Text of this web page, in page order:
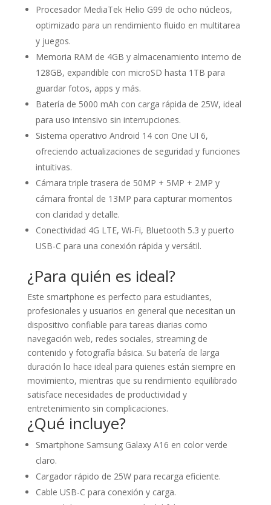
Procesador MediaTek Helio G99 de ocho núcleos,
optimizado para un rendimiento fluido en multitarea
y juegos.
Memoria RAM de 4GB y almacenamiento interno de
128GB, expandible con microSD hasta 1TB para
guardar fotos, apps y más.
Batería de 5000 mAh con carga rápida de 25W, ideal
para uso intensivo sin interrupciones.
Sistema operativo Android 14 con One UI 6,
ofreciendo actualizaciones de seguridad y funciones
intuitivas.
Cámara triple trasera de 50MP + 5MP + 2MP y
cámara frontal de 13MP para capturar momentos
con claridad y detalle.
Conectividad 4G LTE, Wi-Fi, Bluetooth 5.3 y puerto
USB-C para una conexión rápida y versátil.
¿Para quién es ideal?
Este smartphone es perfecto para estudiantes,
profesionales y usuarios en general que necesitan un
dispositivo confiable para tareas diarias como
navegación web, redes sociales, streaming de
contenido y fotografía básica. Su batería de larga
duración lo hace ideal para quienes están siempre en
movimiento, mientras que su rendimiento equilibrado
satisface necesidades de productividad y
entretenimiento sin complicaciones.
¿Qué incluye?
Smartphone Samsung Galaxy A16 en color verde
claro.
Cargador rápido de 25W para recarga eficiente.
Cable USB-C para conexión y carga.